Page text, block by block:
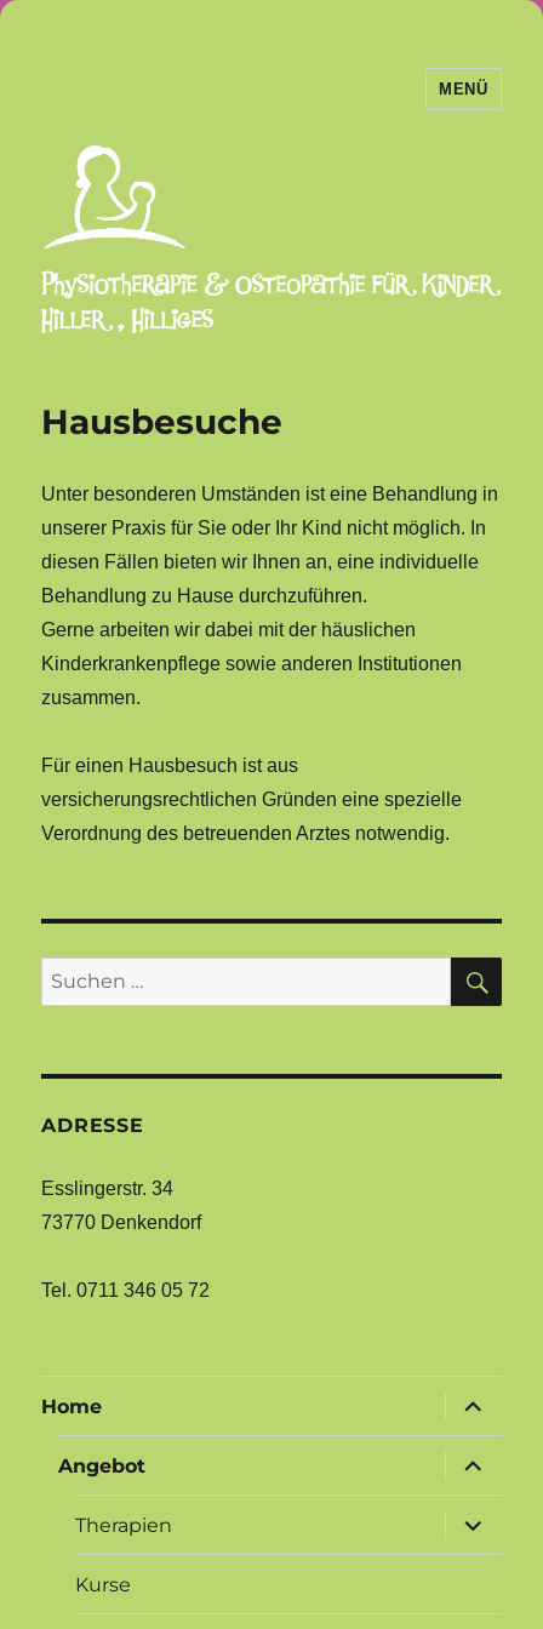
Physiotherapie und Osteopathie
Hiller Hilliges
MENÜ
Hausbesuche
Unter besonderen Umständen ist eine Behandlung in
unserer Praxis für Sie oder Ihr Kind nicht möglich. In
diesen Fällen bieten wir Ihnen an, eine individuelle
Behandlung zu Hause durchzuführen.
Gerne arbeiten wir dabei mit der häuslichen
Kinderkrankenpflege sowie anderen Institutionen
zusammen.
Für einen Hausbesuch ist aus
versicherungsrechtlichen Gründen eine spezielle
Verordnung des betreuenden Arztes notwendig.
Suchen
nach:
ADRESSE
Esslingerstr. 34
73770 Denkendorf
Tel. 0711 346 05 72
Home
öffnen
Angebot
öffnen
Therapien
öffnen
Kurse